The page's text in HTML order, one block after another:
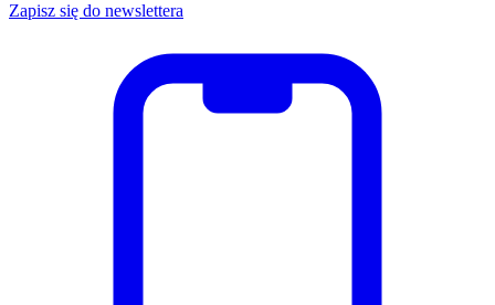
Zapisz się do newslettera